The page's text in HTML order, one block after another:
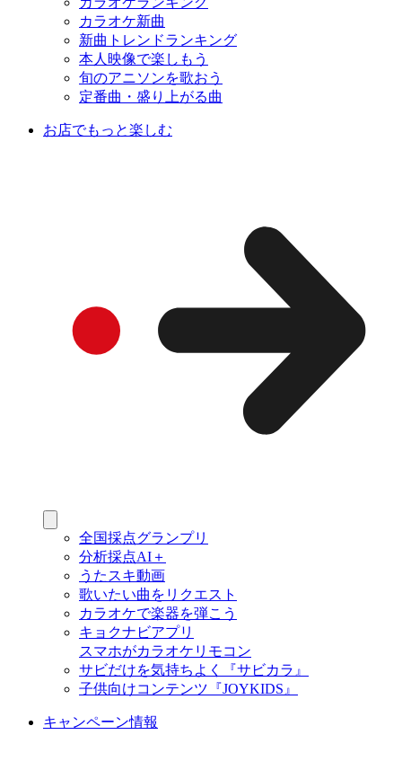
カラオケ新曲
新曲トレンドランキング
本人映像で楽しもう
旬のアニソンを歌おう
定番曲・盛り上がる曲
お店でもっと楽しむ
全国採点グランプリ
分析採点AI＋
うたスキ動画
歌いたい曲をリクエスト
カラオケで楽器を弾こう
キョクナビアプリ
スマホがカラオケリモコン
サビだけを気持ちよく『サビカラ』
子供向けコンテンツ『JOYKIDS』
キャンペーン情報